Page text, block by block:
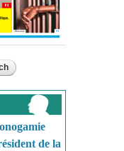
de la